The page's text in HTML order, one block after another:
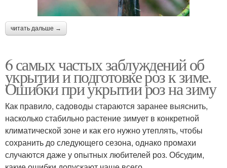
читать дальше →
6 самых частых заблуждений об
укрытии и подготовке роз к зиме.
Ошибки при укрытии роз на зиму
Как правило, садоводы стараются заранее выяснить,
насколько стабильно растение зимует в конкретной
климатической зоне и как его нужно утеплять, чтобы
сохранить до следующего сезона, однако промахи
случаются даже у опытных любителей роз. Обсудим,